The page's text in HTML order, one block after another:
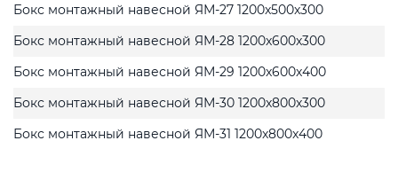
Бокс монтажный навесной ЯМ-27 1200x500x300
Бокс монтажный навесной ЯМ-28 1200x600x300
Бокс монтажный навесной ЯМ-29 1200x600x400
Бокс монтажный навесной ЯМ-30 1200x800x300
Бокс монтажный навесной ЯМ-31 1200x800x400